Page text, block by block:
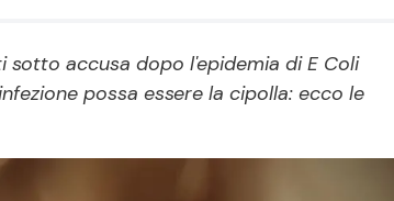
Le Ricette in TV
Primi Piatti
sotto accusa dopo l'epidemia di E Coli
possa essere la cipolla: ecco le